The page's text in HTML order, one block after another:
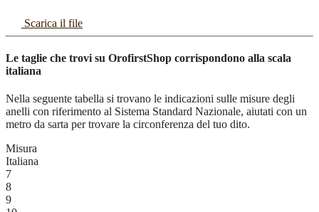
Scarica il file
Le taglie che trovi su OrofirstShop corrispondono alla scala
italiana
Nella seguente tabella si trovano le indicazioni sulle misure degli
anelli con riferimento al Sistema Standard Nazionale, aiutati con un
metro da sarta per trovare la circonferenza del tuo dito.
Misura
Italiana
7
8
9